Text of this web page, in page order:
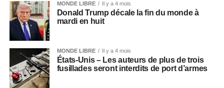
MONDE LIBRE Il y a 4 mois
Donald Trump décale la fin du monde à
mardi en huit
MONDE LIBRE Il y a 4 mois
États-Unis – Les auteurs de plus de trois
fusillades seront interdits de port d’armes